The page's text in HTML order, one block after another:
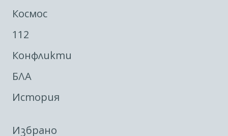
Космос
112
Конфликти
БЛА
История
Избрано